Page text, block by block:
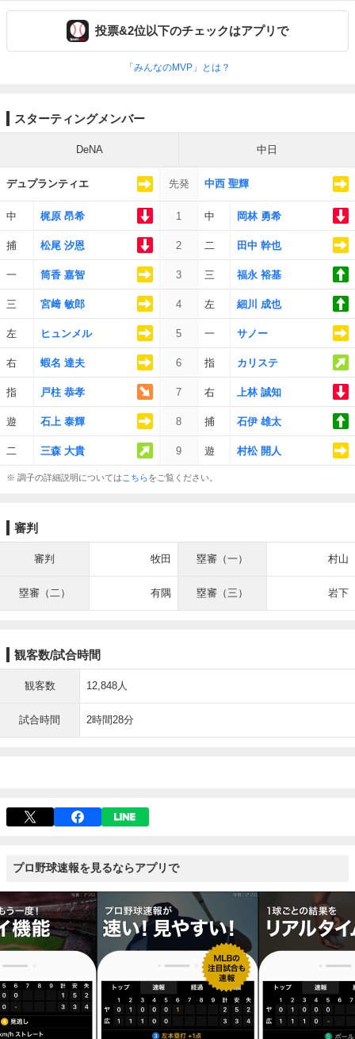
投票&2位以下のチェックはアプリで
「みんなのMVP」とは？
スターティングメンバー
DeNA 中日
デュプランティエ 先発 中西 聖輝
中 梶原 昂希 1 中 岡林 勇希
捕 松尾 汐恩 2 二 田中 幹也
一 筒香 嘉智 3 三 福永 裕基
三 宮﨑 敏郎 4 左 細川 成也
左 ヒュンメル 5 一 サノー
右 蝦名 達夫 6 指 カリステ
指 戸柱 恭孝 7 右 上林 誠知
遊 石上 泰輝 8 捕 石伊 雄太
二 三森 大貴 9 遊 村松 開人
※ 調子の詳細説明については こちらをご覧ください。
審判
審判 牧田 塁審（一） 村山
塁審（二） 有隅 塁審（三） 岩下
観客数/試合時間
観客数 12,848人
試合時間 2時間28分
プロ野球速報を見るならアプリで